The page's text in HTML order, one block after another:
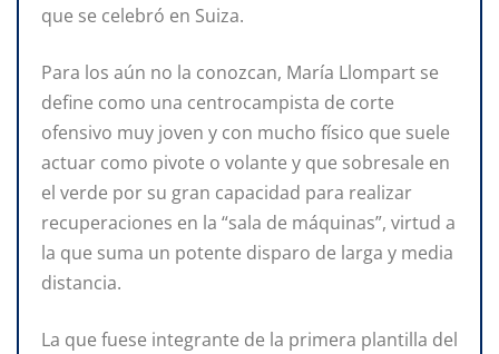
que se celebró en Suiza.
Para los aún no la conozcan, María Llompart se
define como una centrocampista de corte
ofensivo muy joven y con mucho físico que suele
actuar como pivote o volante y que sobresale en
el verde por su gran capacidad para realizar
recuperaciones en la “sala de máquinas”, virtud a
la que suma un potente disparo de larga y media
distancia.
La que fuese integrante de la primera plantilla del